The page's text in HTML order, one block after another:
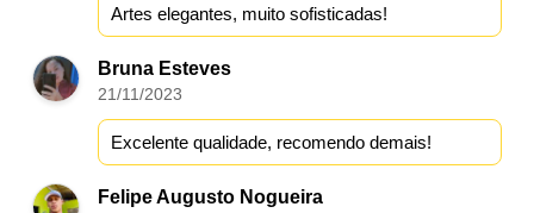
Artes elegantes, muito sofisticadas!
Bruna Esteves
21/11/2023
Excelente qualidade, recomendo demais!
Felipe Augusto Nogueira